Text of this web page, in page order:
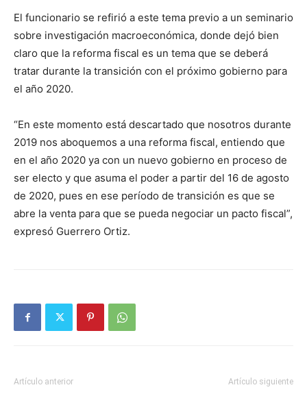
El funcionario se refirió a este tema previo a un seminario
sobre investigación macroeconómica, donde dejó bien
claro que la reforma fiscal es un tema que se deberá
tratar durante la transición con el próximo gobierno para
el año 2020.
“En este momento está descartado que nosotros durante
2019 nos aboquemos a una reforma fiscal, entiendo que
en el año 2020 ya con un nuevo gobierno en proceso de
ser electo y que asuma el poder a partir del 16 de agosto
de 2020, pues en ese período de transición es que se
abre la venta para que se pueda negociar un pacto fiscal”,
expresó Guerrero Ortiz.
Artículo anterior Artículo siguiente